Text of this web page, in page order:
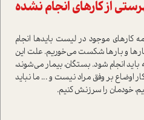
از کارهای انجام نشده
کارهای موجود در لیست بایدها انجام
بارها و بارها شکست می‌خوریم. علت این
انجام شود. بستگان، بیمار می‌شوند،
اوضاع بر وفق مراد نیست و ... ما نباید
خودمان را سرزنش کنیم.